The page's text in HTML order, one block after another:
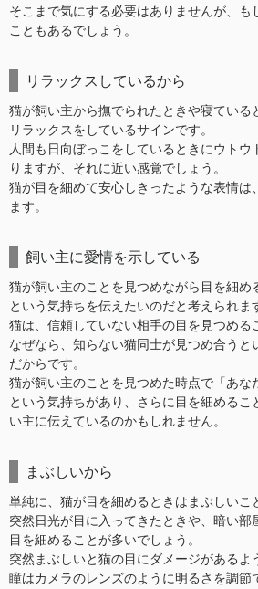
そこまで気にする必要はありませんが、も
こともあるでしょう。
リラックスしているから
猫が飼い主から撫でられたときや寝ている
リラックスをしているサインです。
人間も日向ぼっこをしているときにウトウ
りますが、それに近い感覚でしょう。
猫が目を細めて安心しきったような表情は
ます。
飼い主に愛情を示している
猫が飼い主のことを見つめながら目を細め
という気持ちを伝えたいのだと考えられま
猫は、信頼していない相手の目を見つめる
なぜなら、知らない猫同士が見つめ合うと
だからです。
猫が飼い主のことを見つめた時点で「あな
という気持ちがあり、さらに目を細めるこ
い主に伝えているのかもしれません。
まぶしいから
単純に、猫が目を細めるときはまぶしいこ
突然日光が目に入ってきたときや、暗い部
目を細めることが多いでしょう。
突然まぶしいと猫の目にダメージがあるよ
瞳はカメラのレンズのように明るさを調節